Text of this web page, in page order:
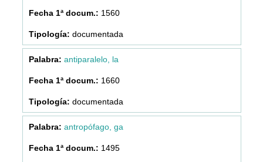
1560
documentada
antiparalelo, la
1660
documentada
antropófago, ga
1495